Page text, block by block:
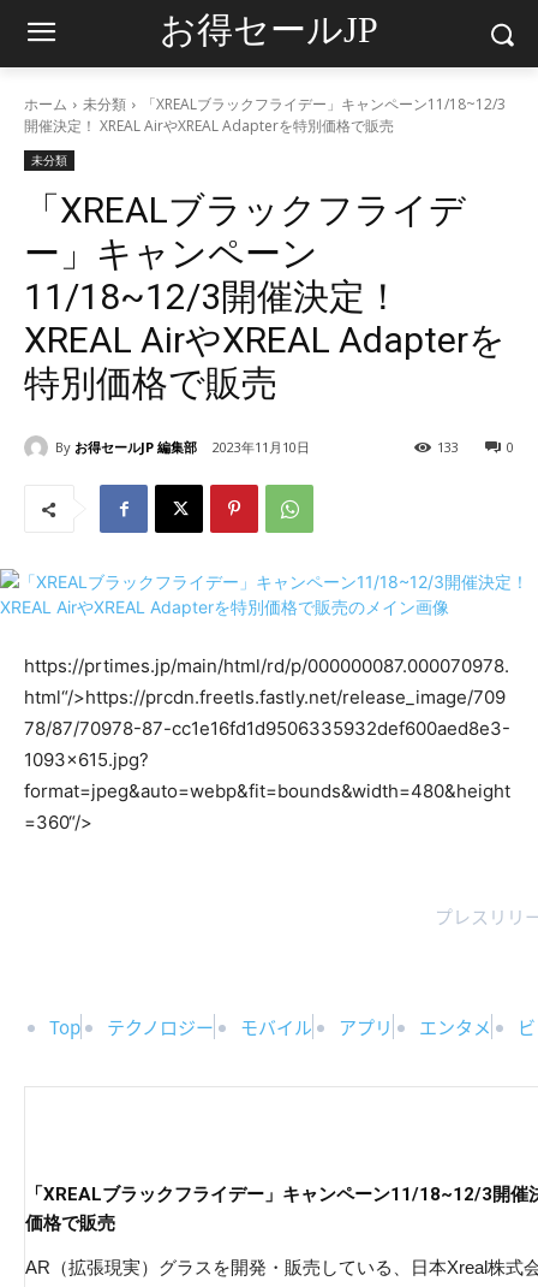
お得セールJP
ホーム 未分類
「XREALブラックフライデー」キャンペーン11/18~12/3
開催決定！ XREAL AirやXREAL Adapterを特別価格で販売
未分類
「XREALブラックフライデ
ー」キャンペーン
11/18~12/3開催決定！
XREAL AirやXREAL Adapterを
特別価格で販売
By お得セールJP 編集部 2023年11月10日 0
133
https://prtimes.jp/main/html/rd/p/000000087.000070978.
html“/>https://prcdn.freetls.fastly.net/release_image/709
78/87/70978-87-cc1e16fd1d9506335932def600aed8e3-
1093×615.jpg?
format=jpeg&auto=webp&fit=bounds&width=480&height
=360“/>
プレスリリ
Top テクノロジー モバイル アプリ エンタメ
「XREALブラックフライデー」キャンペーン11/18~12/3開
価格で販売
AR（拡張現実）グラスを開発・販売している、日本Xreal株式